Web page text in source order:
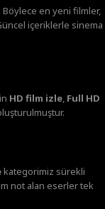
en yeni filmler,
içeriklerle sinema
HD film izle, Full HD
kategorimiz sürekli
not alan eserler tek